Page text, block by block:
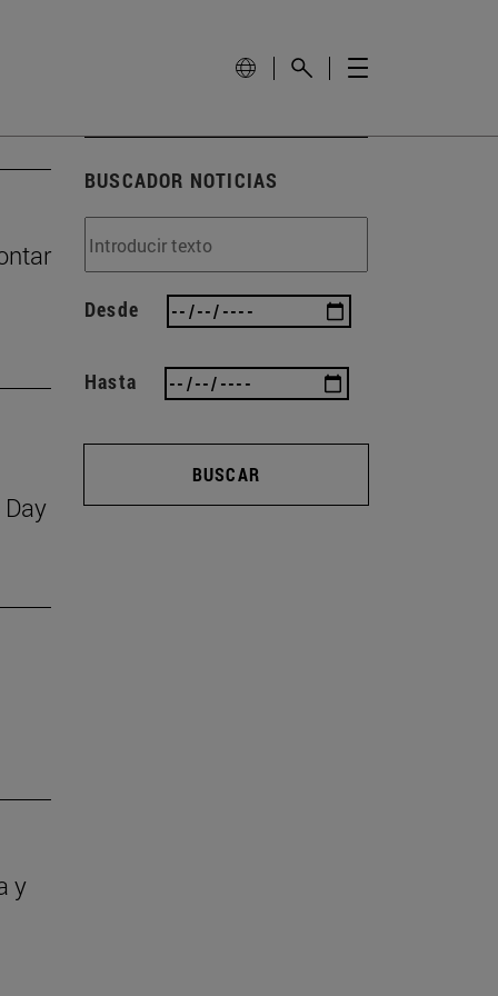
y
BUSCADOR NOTICIAS
Desde
Hasta
BUSCAR